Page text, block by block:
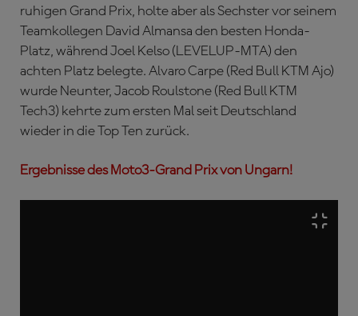
ruhigen Grand Prix, holte aber als Sechster vor seinem
Teamkollegen David Almansa den besten Honda-
Platz, während Joel Kelso (LEVELUP-MTA) den
achten Platz belegte. Alvaro Carpe (Red Bull KTM Ajo)
wurde Neunter, Jacob Roulstone (Red Bull KTM
Tech3) kehrte zum ersten Mal seit Deutschland
wieder in die Top Ten zurück.
Ergebnisse des Moto3-Grand Prix von Ungarn!